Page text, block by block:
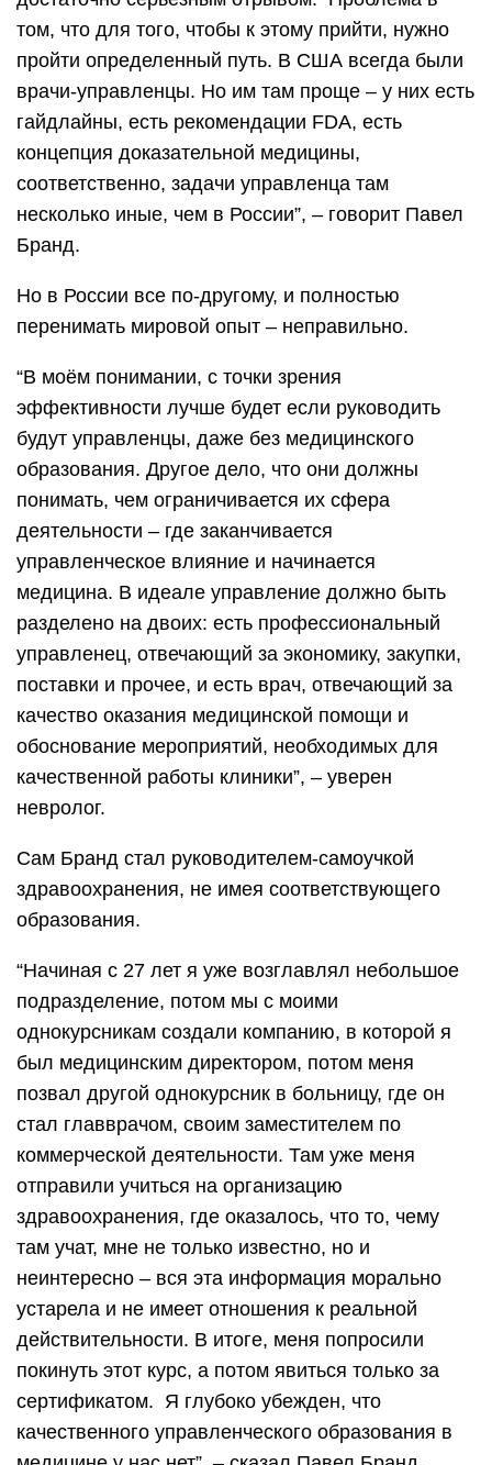
том, что для того, чтобы к этому прийти, нужно
пройти определенный путь. В США всегда были
врачи-управленцы. Но им там проще – у них есть
гайдлайны, есть рекомендации FDA, есть
концепция доказательной медицины,
соответственно, задачи управленца там
несколько иные, чем в России”, – говорит Павел
Бранд.
Но в России все по-другому, и полностью
перенимать мировой опыт – неправильно.
“В моём понимании, с точки зрения
эффективности лучше будет если руководить
будут управленцы, даже без медицинского
образования. Другое дело, что они должны
понимать, чем ограничивается их сфера
деятельности – где заканчивается
управленческое влияние и начинается
медицина. В идеале управление должно быть
разделено на двоих: есть профессиональный
управленец, отвечающий за экономику, закупки,
поставки и прочее, и есть врач, отвечающий за
качество оказания медицинской помощи и
обоснование мероприятий, необходимых для
качественной работы клиники”, – уверен
невролог.
Сам Бранд стал руководителем-самоучкой
здравоохранения, не имея соответствующего
образования.
“Начиная с 27 лет я уже возглавлял небольшое
подразделение, потом мы с моими
однокурсникам создали компанию, в которой я
был медицинским директором, потом меня
позвал другой однокурсник в больницу, где он
стал главврачом, своим заместителем по
коммерческой деятельности. Там уже меня
отправили учиться на организацию
здравоохранения, где оказалось, что то, чему
там учат, мне не только известно, но и
неинтересно – вся эта информация морально
устарела и не имеет отношения к реальной
действительности. В итоге, меня попросили
покинуть этот курс, а потом явиться только за
сертификатом. Я глубоко убежден, что
качественного управленческого образования в